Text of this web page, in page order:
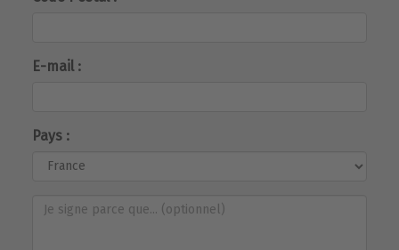
E-mail :
Pays :